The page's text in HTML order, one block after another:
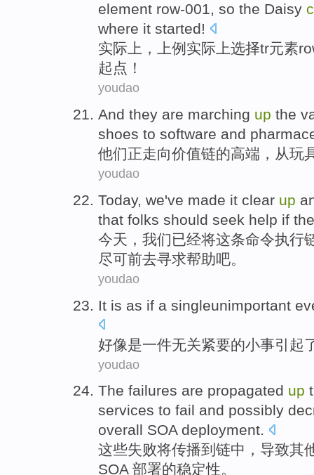
element row-001, so the Daisy
where it started!
实际上 ， 上例 实际上选择tr元素
起点！
youdao
And they are marching up the
shoes to software and
他们正走向价值链的高端， 从玩
youdao
Today, we've made it clear up
that folks should seek help if
今天 ， 我们已经将这条命令执行
尽可前去寻求帮助吧。
youdao
It is as if a singleunimportant
好像是一件无关紧要的小事引起
youdao
The failures are propagated up
services to fail and possibly
overall SOA deployment.
这些失败将传播到 链中， 导致其
SOA 部署的稳定性。